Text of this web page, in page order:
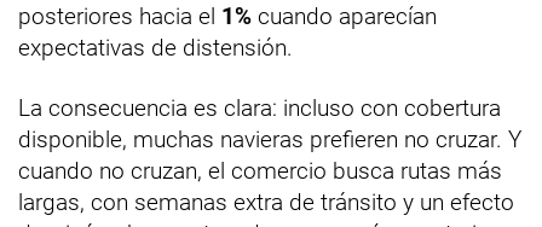
posteriores hacia el 1% cuando aparecían
expectativas de distensión.
La consecuencia es clara: incluso con cobertura
disponible, muchas navieras prefieren no cruzar. Y
cuando no cruzan, el comercio busca rutas más
largas, con semanas extra de tránsito y un efecto